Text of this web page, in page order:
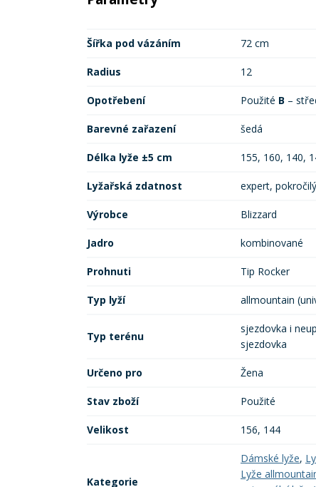
Šířka pod vázáním 72 cm
Radius 12
Opotřebení Použité B –
Barevné zařazení šedá
Délka lyže ±5 cm 155, 160, 140,
Lyžařská zdatnost expert, pokročilý
Výrobce Blizzard
Jadro kombinované
Prohnuti Tip Rocker
Typ lyží allmountain
Typ terénu
sjezdovka i
sjezdovka
Určeno pro Žena
Stav zboží Použité
Velikost 156, 144
Kategorie
Dámské lyže,
Lyže